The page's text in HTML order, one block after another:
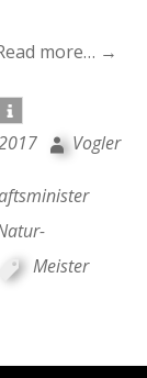
more… →
Vogler
Meister